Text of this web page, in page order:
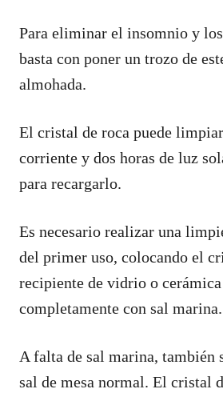
Para eliminar el insomnio y
basta con poner un trozo de
almohada.
El cristal de roca puede
corriente y dos horas de luz
para recargarlo.
Es necesario realizar una
del primer uso, colocando el
recipiente de vidrio o
completamente con sal marina.
A falta de sal marina, también
sal de mesa normal. El cristal